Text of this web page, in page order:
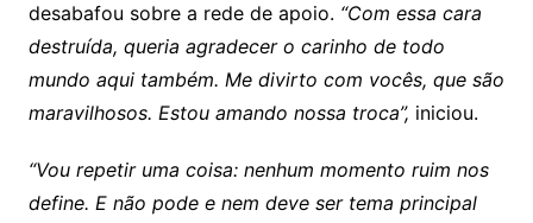
desabafou sobre a rede de apoio. “Com essa cara
destruída, queria agradecer o carinho de todo
mundo aqui também. Me divirto com vocês, que são
maravilhosos. Estou amando nossa troca”, iniciou.
“Vou repetir uma coisa: nenhum momento ruim nos
define. E não pode e nem deve ser tema principal